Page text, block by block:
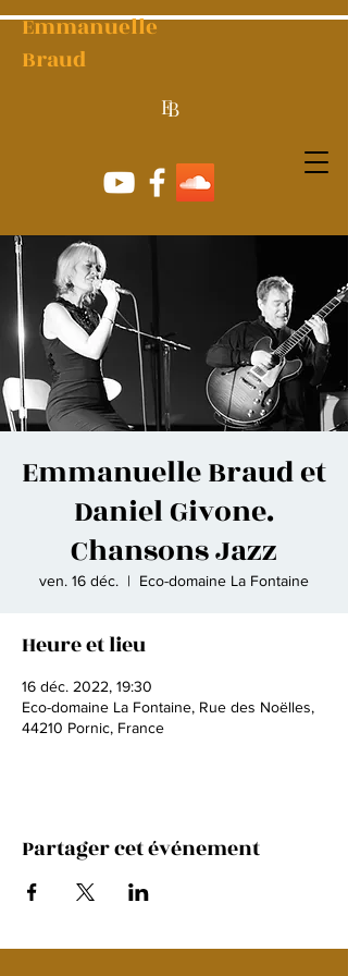
EB
Emmanuelle
Braud
Emmanuelle Braud et
Daniel Givone.
Chansons Jazz
ven. 16 déc.
  |
Eco-domaine La Fontaine
Heure et lieu
16 déc. 2022, 19:30
Eco-domaine La Fontaine, Rue des Noëlles,
44210 Pornic, France
Partager cet événement